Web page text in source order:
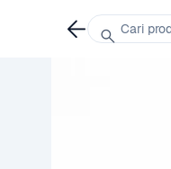
Cari